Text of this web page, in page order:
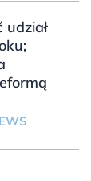
udział